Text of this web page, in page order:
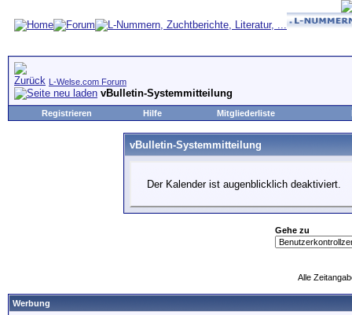
L-Welse.com Forum
vBulletin-Systemmitteilung
Registrieren Hilfe Mitgliederliste
vBulletin-Systemmitteilung
Der Kalender ist augenblicklich deaktiviert.
Gehe zu
Alle
Werbung